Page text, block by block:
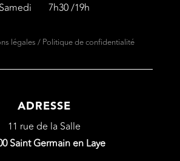
Samedi 7h30 /19h
légales / Politique de confidentialité
ADRESSE
11 rue de la Salle
Saint Germain en Laye